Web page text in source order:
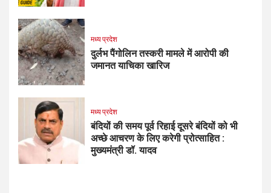
मध्य प्रदेश
दुर्लभ पैंगोलिन तस्करी मामले में आरोपी की
जमानत याचिका खारिज
मध्य प्रदेश
बंदियों की समय पूर्व रिहाई दूसरे बंदियों को भी
अच्छे आचरण के लिए करेगी प्रोत्साहित :
मुख्यमंत्री डॉ. यादव